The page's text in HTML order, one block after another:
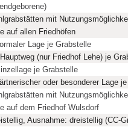
mit
auf allen Friedhöfen
Lage je Grabstelle
(nur Friedhof Lehe) je
je Grabstelle
oder besonderer Lage
mit
auf dem Friedhof Wulsdorf
Ausnahme: dreistellig (CC-